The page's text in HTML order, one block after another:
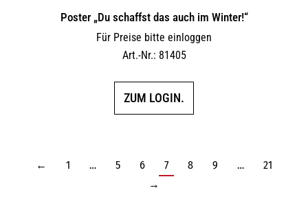
Poster „Du schaffst das auch im Winter!“
Für Preise bitte einloggen
Art.-Nr.: 81405
ZUM LOGIN.
← 1 … 5 6 7 8 9 …
21
→